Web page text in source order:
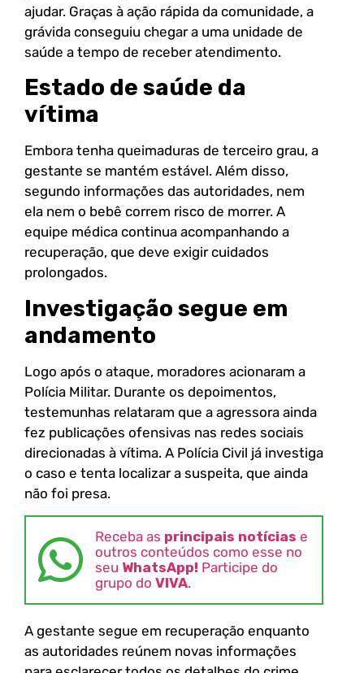
ajudar. Graças à ação rápida da comunidade, a
grávida conseguiu chegar a uma unidade de
saúde a tempo de receber atendimento.
Estado de saúde da
vítima
Embora tenha queimaduras de terceiro grau, a
gestante se mantém estável. Além disso,
segundo informações das autoridades, nem
ela nem o bebê correm risco de morrer. A
equipe médica continua acompanhando a
recuperação, que deve exigir cuidados
prolongados.
Investigação segue em
andamento
Logo após o ataque, moradores acionaram a
Polícia Militar. Durante os depoimentos,
testemunhas relataram que a agressora ainda
fez publicações ofensivas nas redes sociais
direcionadas à vítima. A Polícia Civil já investiga
o caso e tenta localizar a suspeita, que ainda
não foi presa.
Receba as principais notícias e
outros conteúdos como esse no
seu WhatsApp! Participe do
grupo do VIVA.
A gestante segue em recuperação enquanto
as autoridades reúnem novas informações